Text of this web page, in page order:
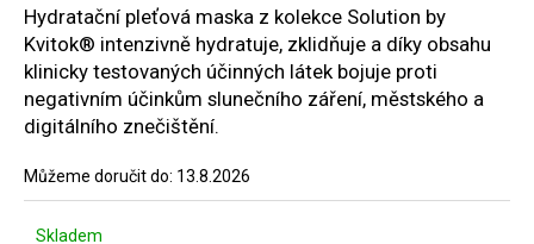
Hydratační pleťová maska z kolekce Solution by
Kvitok® intenzivně hydratuje, zklidňuje a díky obsahu
klinicky testovaných účinných látek bojuje proti
negativním účinkům slunečního záření, městského a
digitálního znečištění.
Můžeme doručit do: 13.8.2026
Skladem
u
č
u
j
e
m
e